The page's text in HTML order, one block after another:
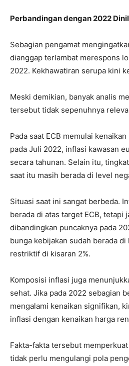
Perbandingan dengan 2022
Sebagian pengamat
dianggap terlambat merespons
2022. Kekhawatiran serupa kini
Meski demikian, banyak analis
tersebut tidak sepenuhnya
Pada saat ECB memulai
pada Juli 2022, inflasi kawasan
secara tahunan. Selain itu,
saat itu masih berada di level
Situasi saat ini sangat berbeda.
berada di atas target ECB, tetapi
dibandingkan puncaknya pada
bunga kebijakan sudah berada
restriktif di kisaran 2%.
Komposisi inflasi juga
sehat. Jika pada 2022 sebagian
mengalami kenaikan signifikan,
inflasi dengan kenaikan harga
Fakta-fakta tersebut
tidak perlu mengulangi pola